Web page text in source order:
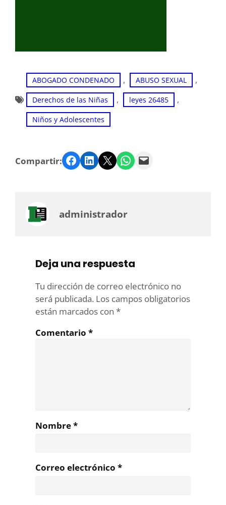
ABOGADO CONDENADO , ABUSO SEXUAL ,
Derechos de las Niñas , leyes 26485 ,
Niños y Adolescentes
Compartir: Facebook LinkedIn Twitter WhatsApp Email
administrador
Deja una respuesta
Tu dirección de correo electrónico no
será publicada. Los campos obligatorios
están marcados con *
Comentario *
Nombre*
Correo electrónico *